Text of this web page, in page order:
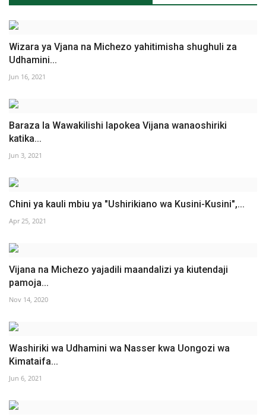
Wizara ya Vjana na Michezo yahitimisha shughuli za
Udhamini...
Jun 16, 2021
Baraza la Wawakilishi lapokea Vijana wanaoshiriki
katika...
Jun 3, 2021
Chini ya kauli mbiu ya "Ushirikiano wa Kusini-Kusini",...
Apr 25, 2021
Vijana na Michezo yajadili maandalizi ya kiutendaji
pamoja...
Nov 14, 2020
Washiriki wa Udhamini wa Nasser kwa Uongozi wa
Kimataifa...
Jun 6, 2021